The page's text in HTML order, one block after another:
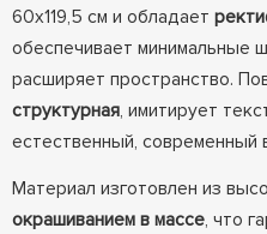
60х119,5 см и обладает
обеспечивает минимальные
расширяет пространство.
структурная, имитирует
естественный, современный
Материал изготовлен из
окрашиванием в массе, что